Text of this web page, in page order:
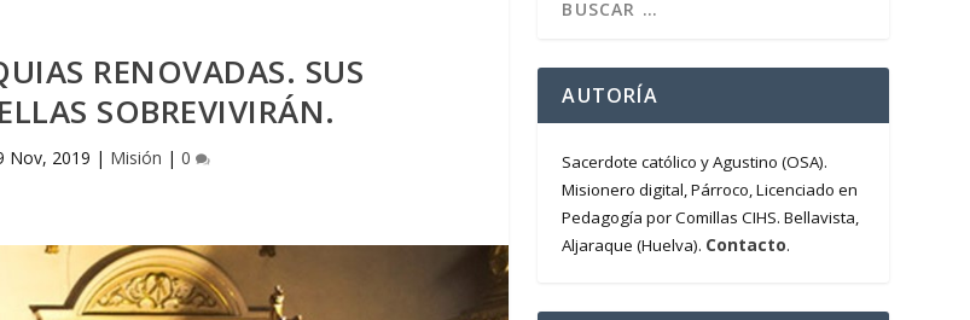
RENOVADAS. SUS
SOBREVIVIRÁN.
Nov, 2019 | Misión | 0
AUTORÍA
Sacerdote católico y Agustino (OSA).
Misionero digital, Párroco, Licenciado en
Pedagogía por Comillas CIHS. Bellavista,
Aljaraque (Huelva). Contacto.